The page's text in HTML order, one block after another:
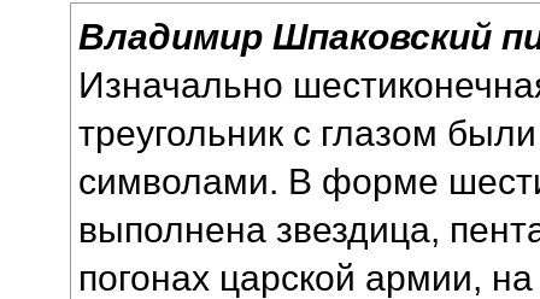
Владимир Шпаковский
Изначально
треугольник с глазом
символами. В форме
выполнена звездица,
погонах царской армии,